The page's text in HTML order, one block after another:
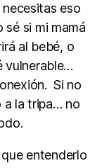
eso
sé si mi mamá
al bebé, o
vulnerable…
Si no
a la tripa… no
entenderlo